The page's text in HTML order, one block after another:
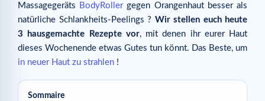
Massagegeräts BodyRollergegen Orangenhaut besser als
natürliche Schlankheits-Peelings ? Wir stellen euch heute
3 hausgemachte Rezepte vor, mit denen ihr eurer Haut
dieses Wochenende etwas Gutes tun könnt. Das Beste, um
in neuer Haut zu strahlen !
Sommaire